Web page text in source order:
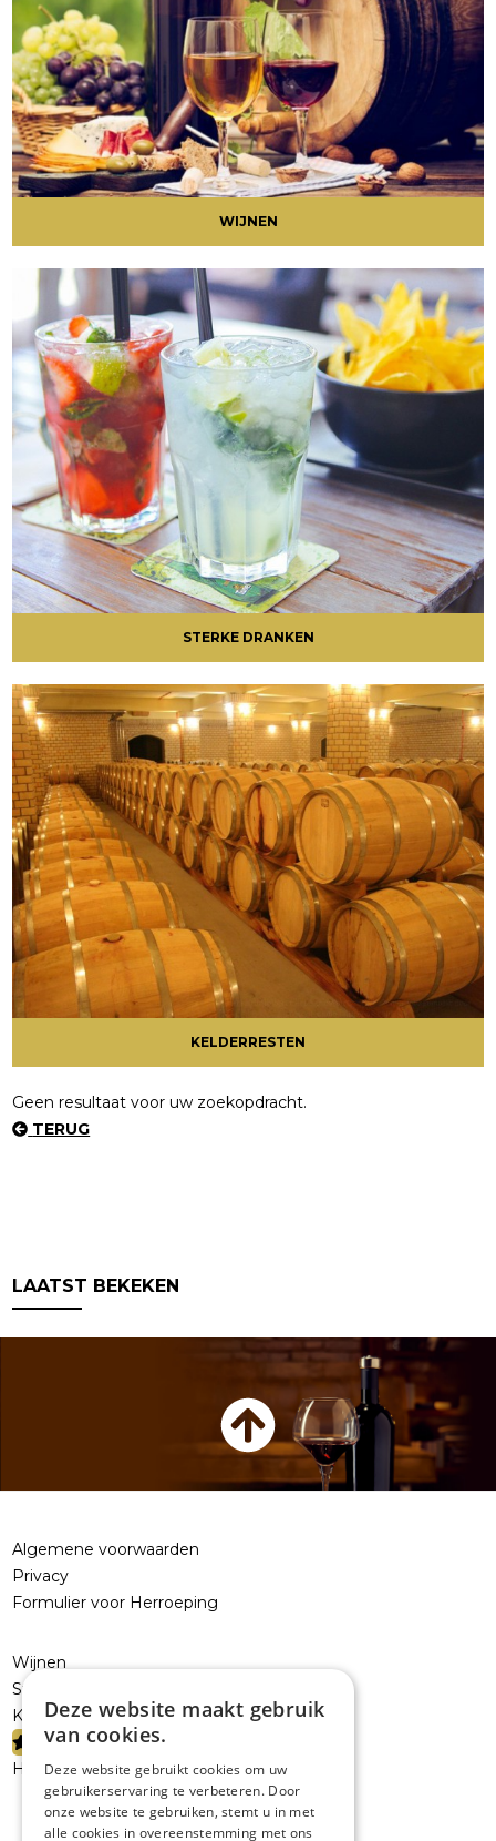
WIJNEN
STERKE DRANKEN
KELDERRESTEN
Geen resultaat voor uw zoekopdracht.
TERUG
LAATST BEKEKEN
Algemene voorwaarden
Privacy
Formulier voor Herroeping
Wijnen
Sterke dranken
Kelderresten
PROMOTIES
Handelaars
Deze website maakt gebruik
van cookies.
Deze website gebruikt cookies om uw
gebruikerservaring te verbeteren. Door
onze website te gebruiken, stemt u in met
alle cookies in overeenstemming met ons